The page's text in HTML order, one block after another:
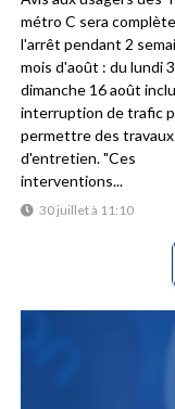
30 juillet à 11:10
métro C sera
l'arrêt pendant 2
mois d'août : du lundi
dimanche 16 août
interruption de trafic
permettre des travaux
d'entretien. "Ces
interventions...